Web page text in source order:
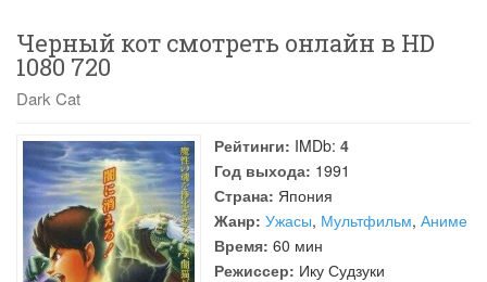
Черный кот смотреть онлайн в HD
1080 720
Dark Cat
Рейтинги: IMDb: 4
Год выхода: 1991
Страна: Япония
Жанр: Ужасы, Мультфильм, Аниме
Время: 60 мин
Режиссер: Ику Судзуки